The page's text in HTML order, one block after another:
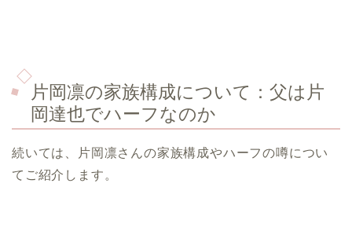
片岡凛の家族構成について： 父は片
岡達也でハーフなのか
続いては、片岡凛さんの家族構成やハーフの噂につい
てご紹介します。